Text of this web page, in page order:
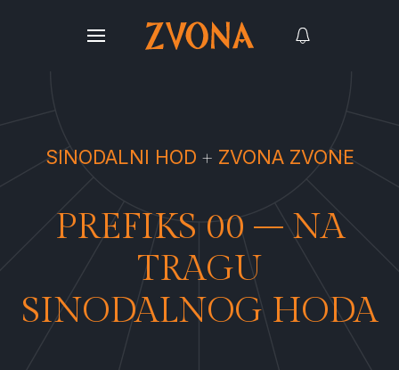
SINODALNI HOD ZVONA ZVONE
PREFIKS 00 – NA
TRAGU
SINODALNOG HODA